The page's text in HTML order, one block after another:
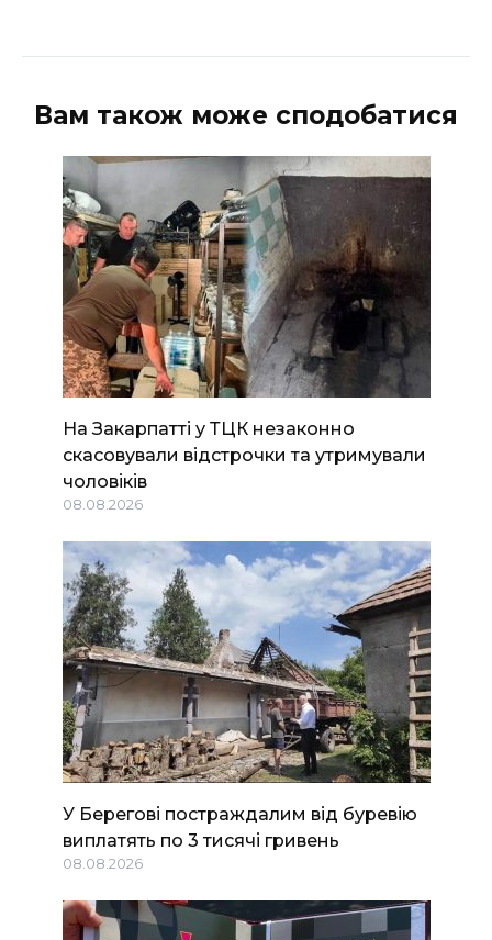
Вам також може сподобатися
На Закарпатті у ТЦК незаконно
скасовували відстрочки та утримували
чоловіків
08.08.2026
У Берегові постраждалим від буревію
виплатять по 3 тисячі гривень
08.08.2026